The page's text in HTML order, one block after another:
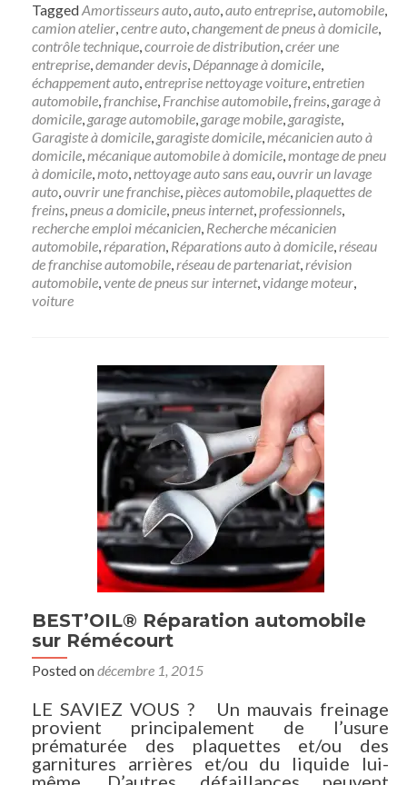
TaggedAmortisseurs auto,auto,auto entreprise,automobile,
camion atelier,centre auto,changement de pneus à domicile,
contrôle technique,courroie de distribution,créer une
entreprise,demander devis, Dépannage à domicile,
échappement auto,entreprise nettoyage voiture,entretien
automobile,franchise, Franchise automobile,freins, garage à
domicile, garage automobile, garage mobile, garagiste,
Garagiste à domicile, garagiste domicile,mécanicien auto à
domicile,mécanique automobile à domicile,montage de pneu
à domicile,moto,nettoyage auto sans eau,ouvrir un lavage
auto,ouvrir une franchise,pièces automobile,plaquettes de
freins,pneus a domicile,pneus internet,professionnels,
recherche emploi mécanicien, Recherche mécanicien
automobile,réparation, Réparations auto à domicile,réseau
de franchise automobile,réseau de partenariat,révision
automobile,vente de pneus sur internet,vidange moteur,
voiture
BEST’OIL® Réparation automobile
sur Rémécourt
Posted ondécembre 1, 2015
LE SAVIEZ VOUS ? Un mauvais freinage
provient principalement de l’usure
prématurée des plaquettes et/ou des
garnitures arrières et/ou du liquide lui-